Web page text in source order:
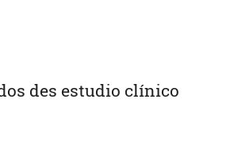
des estudio clínico